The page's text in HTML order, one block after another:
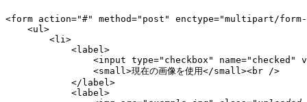
<form action="#" method="post" enctype="multipart/
    <ul>
        <li>
            <label>
<input type="checkbox" name="checked"
                <small>現在の画像を使用</small><br />
            </label>
            <label>